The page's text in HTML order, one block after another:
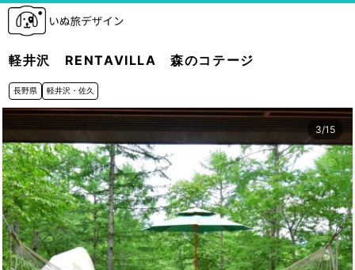
軽井沢 RENTAVILLA 森のコテージ
長野県 軽井沢・佐久
3/15